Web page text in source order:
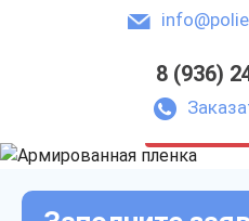
8 (936)
в